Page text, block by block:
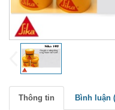
Thông tin Bình luận (